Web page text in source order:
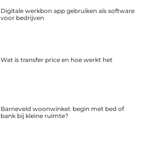
Digitale werkbon app gebruiken als software
voor bedrijven
Wat is transfer price en hoe werkt het
Barneveld woonwinkel: begin met bed of
bank bij kleine ruimte?